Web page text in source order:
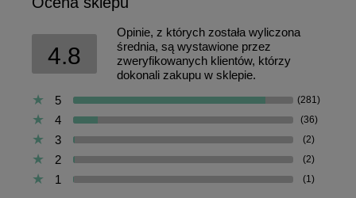
4.8
Opinie, z których została wyliczona
średnia, są wystawione przez
zweryfikowanych klientów, którzy
dokonali zakupu w sklepie.
5
(281)
4 (36)
3 (2)
2 (2)
1 (1)